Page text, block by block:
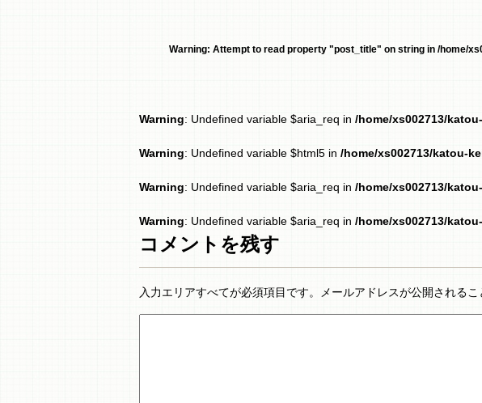
Warning: Attempt to read property "post_title" on string in /home/
Warning: Undefined variable $aria_req in /home/xs002713/
Warning: Undefined variable $html5 in /home/xs002713/katou-
Warning: Undefined variable $aria_req in /home/xs002713/
Warning: Undefined variable $aria_req in /home/xs002713/
コメントを残す
入力エリアすべてが必須項目です。メールアドレスが公開されるこ